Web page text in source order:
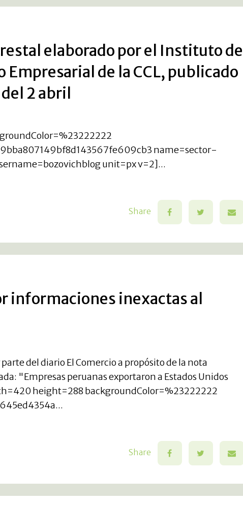
elaborado por el Instituto de
Empresarial de la CCL, publicado
2 abril
name=sector-
unit=px v=2]...
Share
informaciones inexactas al
del diario El Comercio a propósito de la nota
"Empresas peruanas exportaron a Estados Unidos
height=288 backgroundColor=%23222222
Share